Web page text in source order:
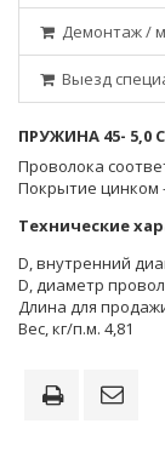
Демонтаж /
Выезд
ПРУЖИНА 45-
Проволока
Покрытие цинком
Технические
D, внутренний
D, диаметр
Длина для
Вес, кг/п.м. 4,81